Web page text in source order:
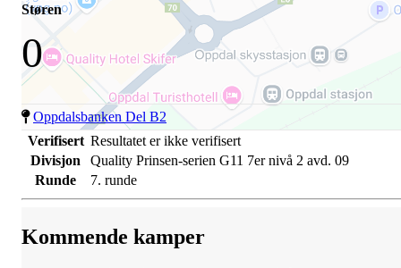
Støren
0
Oppdalsbanken Del B2
Verifisert Resultatet er ikke verifisert
Divisjon
Quality Prinsen-serien G11 7er nivå 2 avd. 09
Runde
7. runde
Kommende kamper